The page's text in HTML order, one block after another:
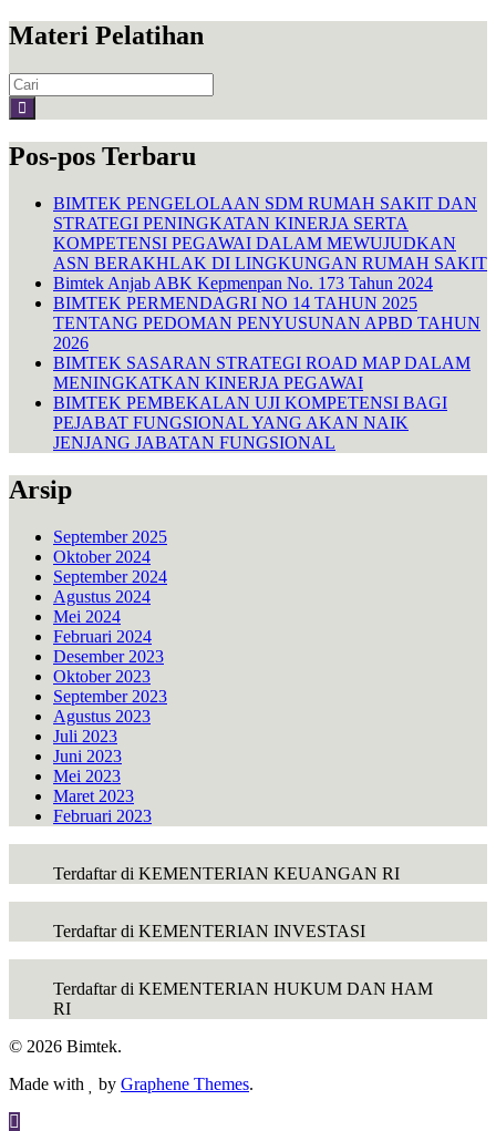
Materi Pelatihan
Search
for:
Pos-pos Terbaru
BIMTEK PENGELOLAAN SDM RUMAH SAKIT DAN
STRATEGI PENINGKATAN KINERJA SERTA
KOMPETENSI PEGAWAI DALAM MEWUJUDKAN
ASN BERAKHLAK DI LINGKUNGAN RUMAH SAKIT
Bimtek Anjab ABK Kepmenpan No. 173 Tahun 2024
BIMTEK PERMENDAGRI NO 14 TAHUN 2025
TENTANG PEDOMAN PENYUSUNAN APBD TAHUN
2026
BIMTEK SASARAN STRATEGI ROAD MAP DALAM
MENINGKATKAN KINERJA PEGAWAI
BIMTEK PEMBEKALAN UJI KOMPETENSI BAGI
PEJABAT FUNGSIONAL YANG AKAN NAIK
JENJANG JABATAN FUNGSIONAL
Arsip
September 2025
Oktober 2024
September 2024
Agustus 2024
Mei 2024
Februari 2024
Desember 2023
Oktober 2023
September 2023
Agustus 2023
Juli 2023
Juni 2023
Mei 2023
Maret 2023
Februari 2023
Terdaftar di KEMENTERIAN KEUANGAN RI
Terdaftar di KEMENTERIAN INVESTASI
Terdaftar di KEMENTERIAN HUKUM DAN HAM
RI
© 2026 Bimtek.
Made with
by Graphene Themes.